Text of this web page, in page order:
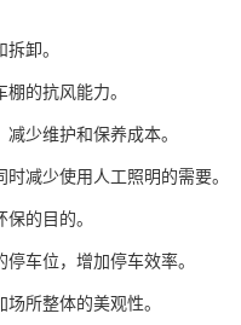
卸。
的抗风能力。
少维护和保养成本。
减少使用人工照明的需要。
的目的。
车位，增加停车效率。
所整体的美观性。